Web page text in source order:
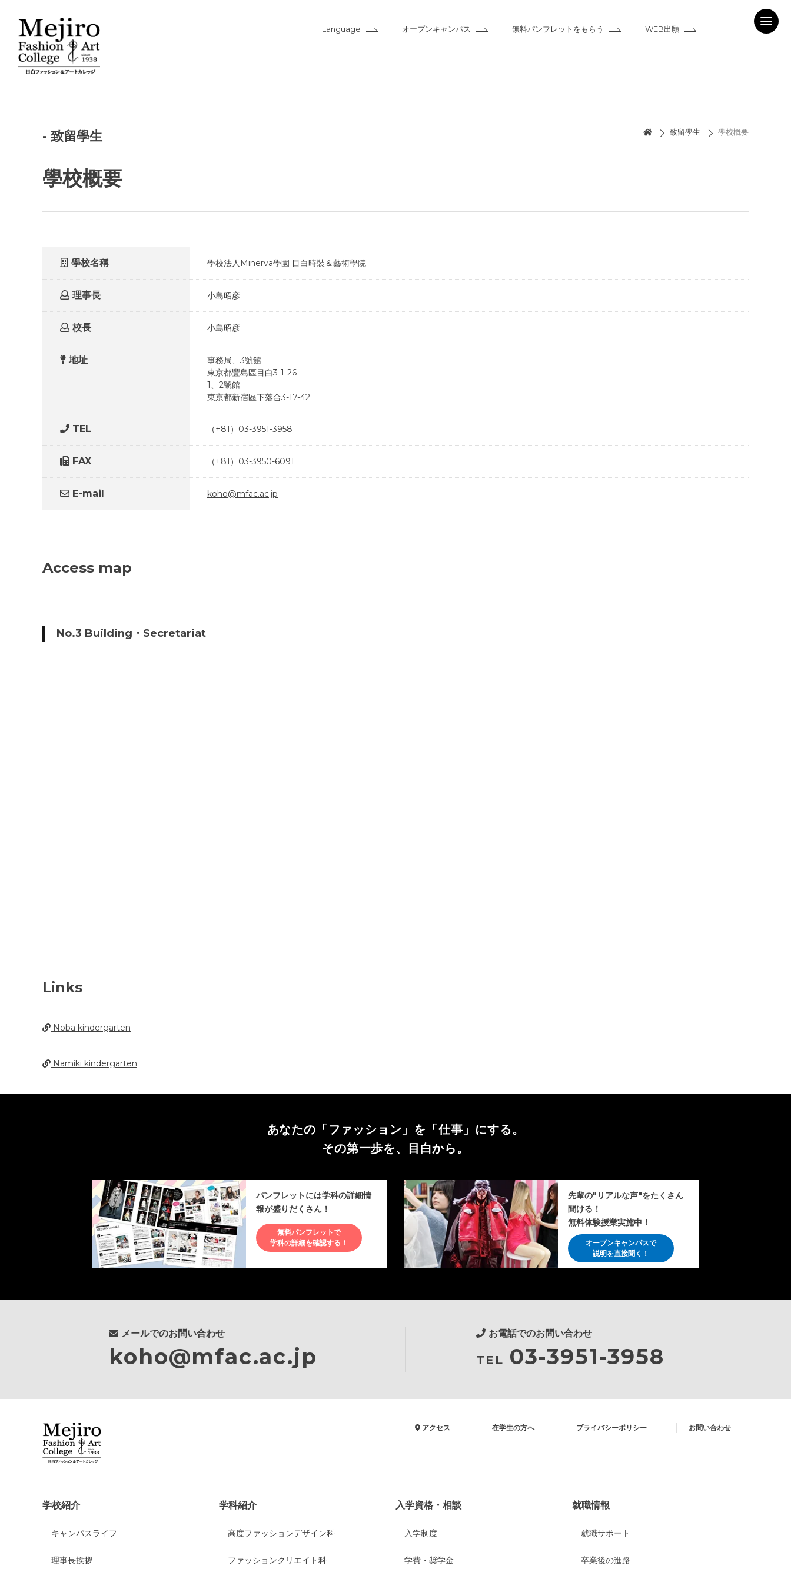
Language オープンキャンパス 無料パンフレットをもらう WEB出願
致留學生 學校概要
- 致留學生
學校概要
學校名稱 學校法人Minerva學園 目白時裝＆藝術學院
理事長 小島昭彦
校長 小島昭彦
地址
事務局、3號館
東京都豐島區目白3-1-26
1、2號館
東京都新宿區下落合3-17-42
TEL （+81）03-3951-3958
FAX （+81）03-3950-6091
E-mail koho@mfac.ac.jp
Access map
No.3 Building・Secretariat
Links
Noba kindergarten
Namiki kindergarten
あなたの「ファッション」を 「仕事」にする。
その第一歩を、目白から。
パンフレットには学科の詳細情
報が盛りだくさん！
無料パンフレットで
学科の詳細を確認する！
先輩の"リアルな声"をたくさん
聞ける！
無料体験授業実施中！
オープンキャンパスで
説明を直接聞く！
メールでのお問い合わせ
koho@mfac.ac.jp
お電話でのお問い合わせ
TEL 03-3951-3958
アクセス 在学生の方へ プライバシーポリシー お問い合わせ
学校紹介
キャンパスライフ
理事長挨拶
学科紹介
高度ファッションデザイン科
ファッションクリエイト科
入学資格・相談
入学制度
学費・奨学金
就職情報
就職サポート
卒業後の進路